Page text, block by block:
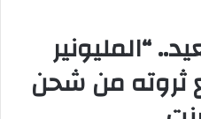
“المليونير
ثروته من شحن